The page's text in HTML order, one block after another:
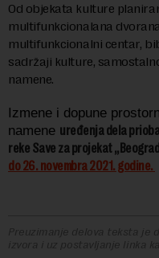
Od objekata kulture
multifunkcionalana
multifunkcionalni centar,
sadržaji kulture,
namene.
Izmene i dopune
namene uređenja dela
reke Save za projekat
do 26. novembra 2021. godine.
Preuzimanje delova teksta je
izvora i uz postavljanje linka